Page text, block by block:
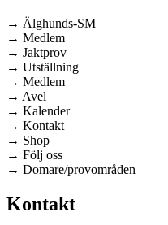
→ Älghunds-SM
→ Medlem
→ Jaktprov
→ Utställning
→ Medlem
→ Avel
→ Kalender
→ Kontakt
→ Shop
→ Följ oss
→ Domare/provområden
Kontakt